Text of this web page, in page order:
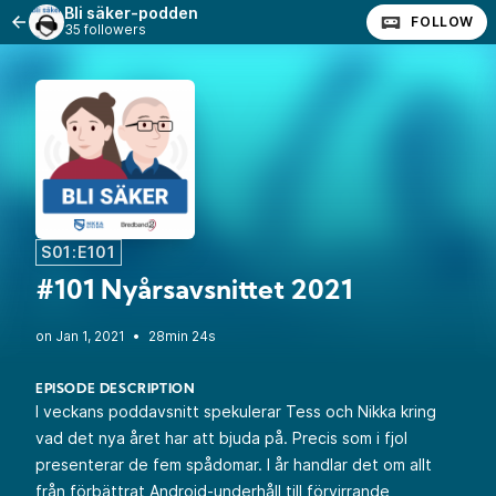
Bli säker-podden
35 followers FOLLOW
S01:E101
#101 Nyårsavsnittet 2021
• 28min 24s
EPISODE DESCRIPTION
I veckans poddavsnitt spekulerar Tess och Nikka kring
vad det nya året har att bjuda på. Precis som i fjol
presenterar de fem spådomar. I år handlar det om allt
från förbättrat Android-underhåll till förvirrande